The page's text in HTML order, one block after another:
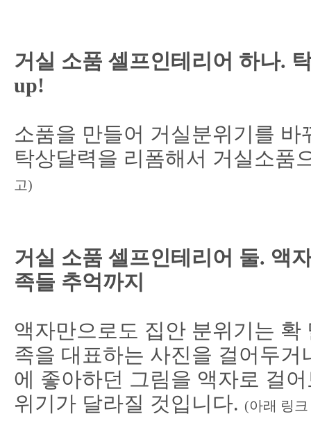
거실 소품 셀프인테리어 하나.
up!
소품을 만들어 거실분위기를 바
탁상달력을 리폼해서 거실소품
고)
거실 소품 셀프인테리어 둘. 액
족들 추억까지
액자만으로도 집안 분위기는 확
족을 대표하는 사진을 걸어두거
에 좋아하던 그림을 액자로 걸
위기가 달라질 것입니다. (아래 링